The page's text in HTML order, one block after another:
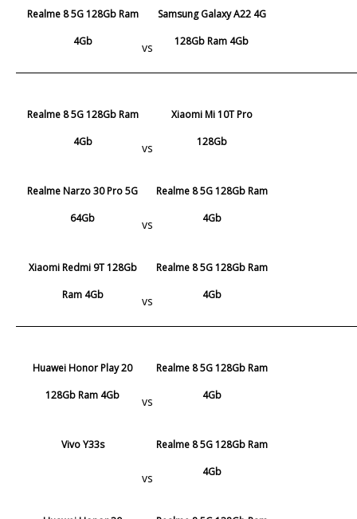
Realme 8 5G 128Gb Ram
4Gb
vs
Samsung Galaxy A22 4G
128Gb Ram 4Gb
Realme 8 5G 128Gb Ram
4Gb
vs
Xiaomi Mi 10T Pro
128Gb
Realme Narzo 30 Pro 5G
64Gb
vs
Realme 8 5G 128Gb Ram
4Gb
Xiaomi Redmi 9T 128Gb
Ram 4Gb
vs
Realme 8 5G 128Gb Ram
4Gb
Huawei Honor Play 20
128Gb Ram 4Gb
vs
Realme 8 5G 128Gb Ram
4Gb
Vivo Y33s
vs
Realme 8 5G 128Gb Ram
4Gb